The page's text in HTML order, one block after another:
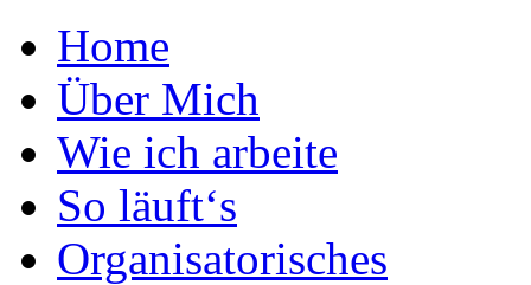
Home
Über Mich
Wie ich arbeite
So läuft‘s
Organisatorisches